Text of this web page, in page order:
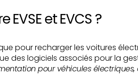
et EVCS ?
pour recharger les voitures
des logiciels associés pour la
pour véhicules électriques,